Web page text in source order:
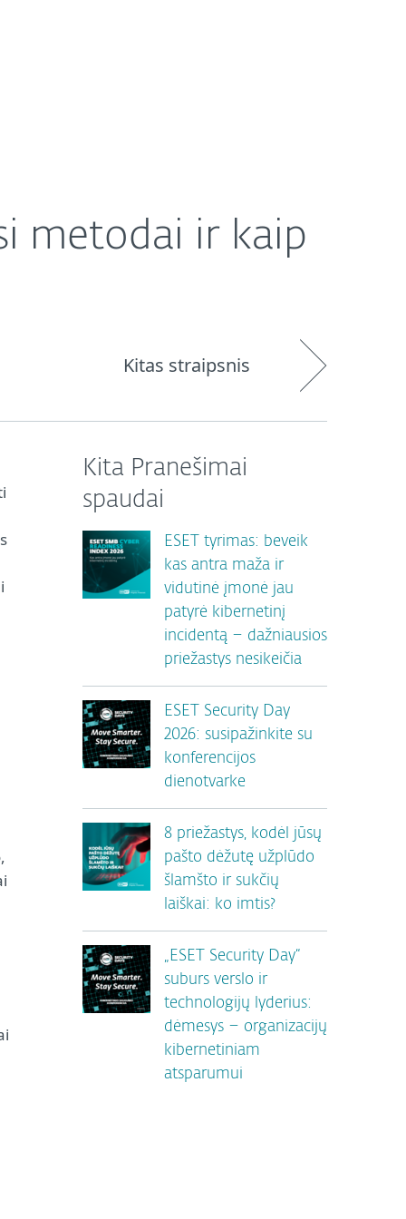
metodai ir kaip
Kitas straipsnis
Kita Pranešimai
spaudai
ESET tyrimas: beveik
kas antra maža ir
vidutinė įmonė jau
patyrė kibernetinį
incidentą – dažniausios
priežastys nesikeičia
ESET Security Day
2026: susipažinkite su
konferencijos
dienotvarke
8 priežastys, kodėl jūsų
pašto dėžutę užplūdo
šlamšto ir sukčių
laiškai: ko imtis?
„ESET Security Day“
suburs verslo ir
technologijų lyderius:
dėmesys – organizacijų
kibernetiniam
atsparumui